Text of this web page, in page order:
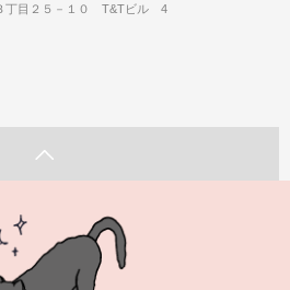
丁目２５－１０ T&Tビル 4